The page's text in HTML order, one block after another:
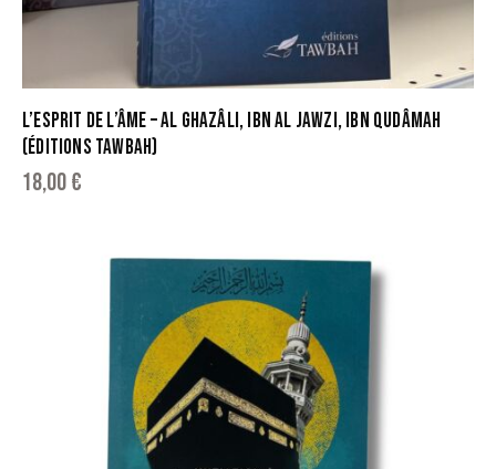
L’ESPRIT DE L’ÂME – AL GHAZÂLI, IBN AL JAWZI, IBN QUDÂMAH
(ÉDITIONS TAWBAH)
18,00€